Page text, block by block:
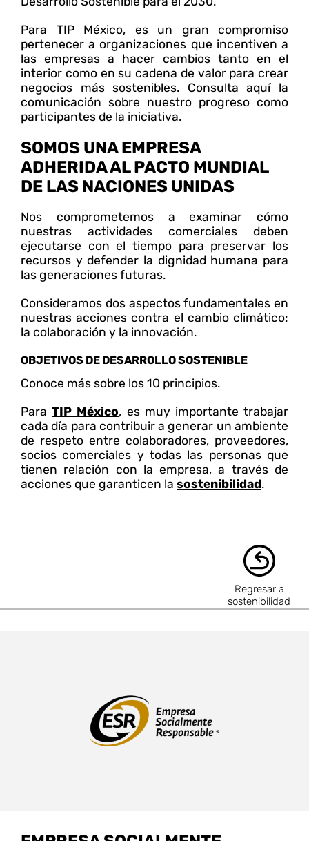
Para TIP México, es un gran compromiso
pertenecer a organizaciones que incentiven a
las empresas a hacer cambios tanto en el
interior como en su cadena de valor para crear
negocios más sostenibles. Consulta aquí la
comunicación sobre nuestro progreso como
participantes de la iniciativa.
SOMOS UNA EMPRESA
ADHERIDA AL PACTO MUNDIAL
DE LAS NACIONES UNIDAS
Nos comprometemos a examinar cómo
nuestras actividades comerciales deben
ejecutarse con el tiempo para preservar los
recursos y defender la dignidad humana para
las generaciones futuras.
Consideramos dos aspectos fundamentales en
nuestras acciones contra el cambio climático:
la colaboración y la innovación.
OBJETIVOS DE DESARROLLO SOSTENIBLE
Conoce más sobre los 10 principios.
ParaTIP México, es muy importante trabajar
cada día para contribuir a generar un ambiente
de respeto entre colaboradores, proveedores,
socios comerciales y todas las personas que
tienen relación con la empresa, a través de
acciones que garanticen la sostenibilidad.
Regresar a
sostenibilidad